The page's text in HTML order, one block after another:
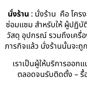
นั่งร้าน : นั่งร้าน คือ โคร
ซ่อมแซม สำหรับให้ ผู้ปฏิบั
วัสดุ อุปกรณ์ รวมถึงเครื่อ
ภารกิจแล้ว นั่งร้านนั้นจะ
เราเป็นผู้ให้บริการออ
ตลอดจนรับติดตั้ง – รื้